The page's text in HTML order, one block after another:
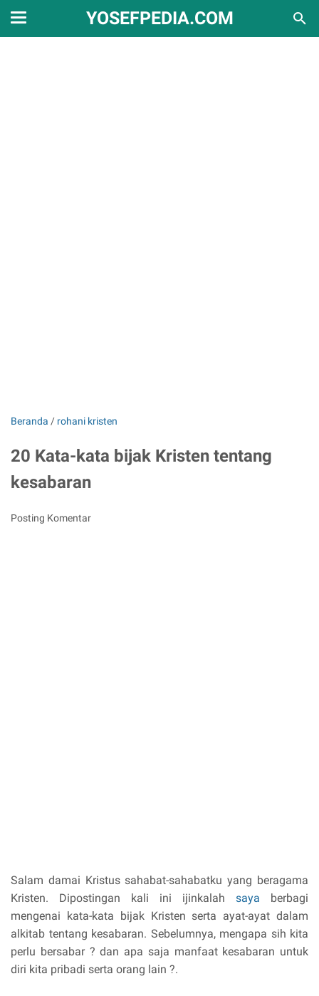
YOSEFPEDIA.COM
Beranda / rohani kristen
20 Kata-kata bijak Kristen tentang
kesabaran
Posting Komentar
Salam damai Kristus sahabat-sahabatku yang beragama
Kristen. Dipostingan kali ini ijinkalah saya berbagi
mengenai kata-kata bijak Kristen serta ayat-ayat dalam
alkitab tentang kesabaran. Sebelumnya, mengapa sih kita
perlu bersabar ? dan apa saja manfaat kesabaran untuk
diri kita pribadi serta orang lain ?.